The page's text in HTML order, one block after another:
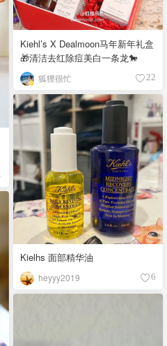
Kiehl’s X Dealmoon马年新年礼盒
🎁清洁去红除痘美白一条龙🐎
狐狸很忙 22
Kielhs 面部精华油
heyyy2019 6